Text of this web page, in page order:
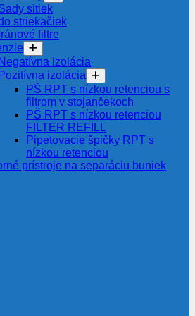
sitiek
striekačiek
filtre
Negatívna izolácia
Pozitívna izolácia
PŠ RPT s nízkou retenciou s
filtrom v stojančekoch
PŠ RPT s nízkou retenciou
FILTER REFILL
Pipetovacie špičky RPT s
nízkou retenciou
prístroje na separáciu buniek